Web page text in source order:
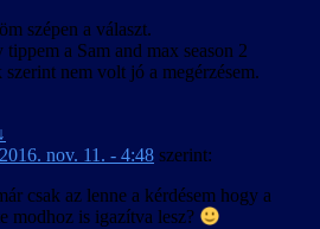
szépen a választ.
tippem a Sam and max season 2
szerint nem volt jó a megérzésem.
↓
2016. nov. 11. - 4:48 szerint:
csak az lenne a kérdésem hogy a
modhoz is igazítva lesz?